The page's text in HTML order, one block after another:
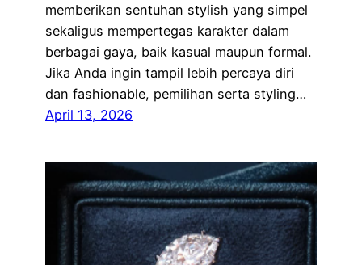
memberikan sentuhan stylish yang simpel
sekaligus mempertegas karakter dalam
berbagai gaya, baik kasual maupun formal.
Jika Anda ingin tampil lebih percaya diri
dan fashionable, pemilihan serta styling…
April 13, 2026